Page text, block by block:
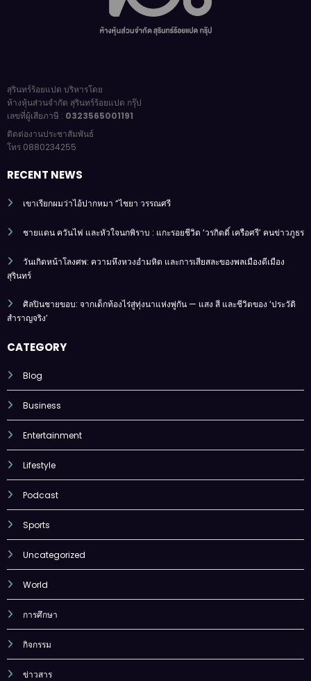
สุรินทร์ร้อยแปด บริหารโดย
ห้างหุ้นส่วนจำกัด สุรินทร์ร้อยแปด กรุ๊ป
เลขที่ผู้เสียภาษี : 0323565001191
ติดต่องานประชาสัมพันธ์
โทร 0880234255
RECENT NEWS
เขาเรียกผมว่าไอ้ปากหมา “ไชยา วรรณศรี
ชายแดน ควันไฟ และหัวใจนกพิราบ : แกะรอยชีวิต ‘วรกิตติ์ เครือศรี’ คนข่าวภูธร
วันเกิดหน้าโลงศพ: ความหึงหวงอำมหิต และการเสียสละของพลเมืองดีเมือง
สุรินทร์
ศิลปินชายขอบ: จากเด็กท้องไร่สู่ทุ่งนาแห่งพู่กัน — แสง สี และชีวิตของ ‘ประวัติ
สำราญจริง’
CATEGORY
Blog
Business
Entertainment
Lifestyle
Podcast
Sports
Uncategorized
World
การศึกษา
กิจกรรม
ข่าวสาร